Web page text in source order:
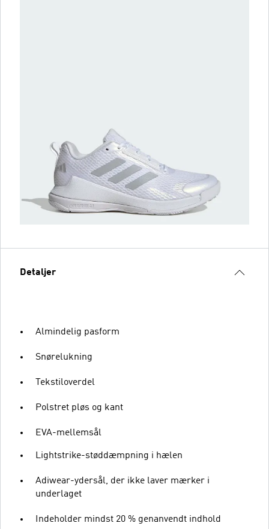
Detaljer
Almindelig pasform
Snørelukning
Tekstiloverdel
Polstret pløs og kant
EVA-mellemsål
Lightstrike-støddæmpning i hælen
Adiwear-ydersål, der ikke laver mærker i
underlaget
Indeholder mindst 20 % genanvendt indhold